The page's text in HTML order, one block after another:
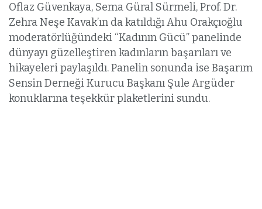
Oflaz Güvenkaya, Sema Güral Sürmeli, Prof. Dr.
Zehra Neşe Kavak’ın da katıldığı Ahu Orakçıoğlu
moderatörlüğündeki “Kadının Gücü” panelinde
dünyayı güzelleştiren kadınların başarıları ve
hikayeleri paylaşıldı. Panelin sonunda ise Başarım
Sensin Derneği Kurucu Başkanı Şule Argüder
konuklarına teşekkür plaketlerini sundu.